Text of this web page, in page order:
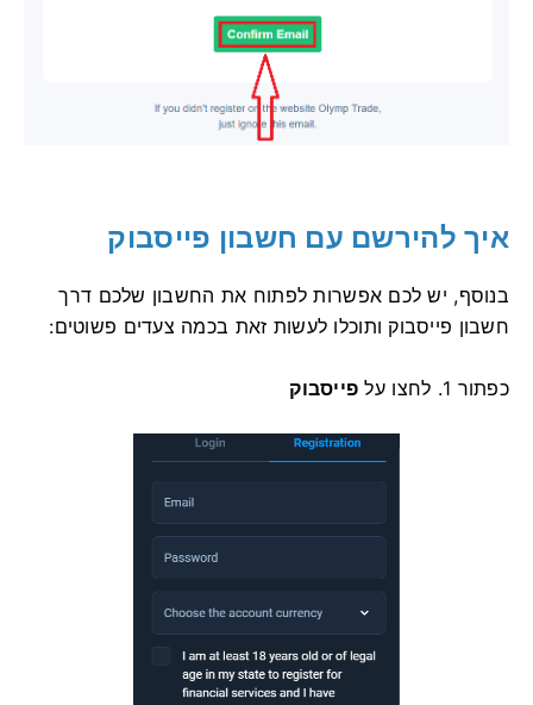
איך להירשם עם חשבון פייסבוק
בנוסף, יש לכם אפשרות לפתוח את החשבון שלכם דרך
חשבון פייסבוק ותוכלו לעשות זאת בכמה צעדים פשוטים:
1. לחצו על כפתור פייסבוק